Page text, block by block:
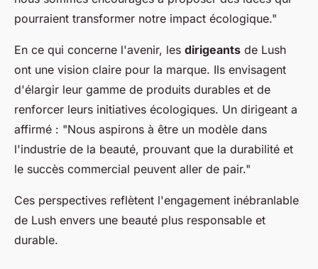
pourraient transformer notre impact écologique."
En ce qui concerne l'avenir, les dirigeants de Lush
ont une vision claire pour la marque. Ils envisagent
d'élargir leur gamme de produits durables et de
renforcer leurs initiatives écologiques. Un dirigeant a
affirmé : "Nous aspirons à être un modèle dans
l'industrie de la beauté, prouvant que la durabilité et
le succès commercial peuvent aller de pair."
Ces perspectives reflètent l'engagement inébranlable
de Lush envers une beauté plus responsable et
durable.